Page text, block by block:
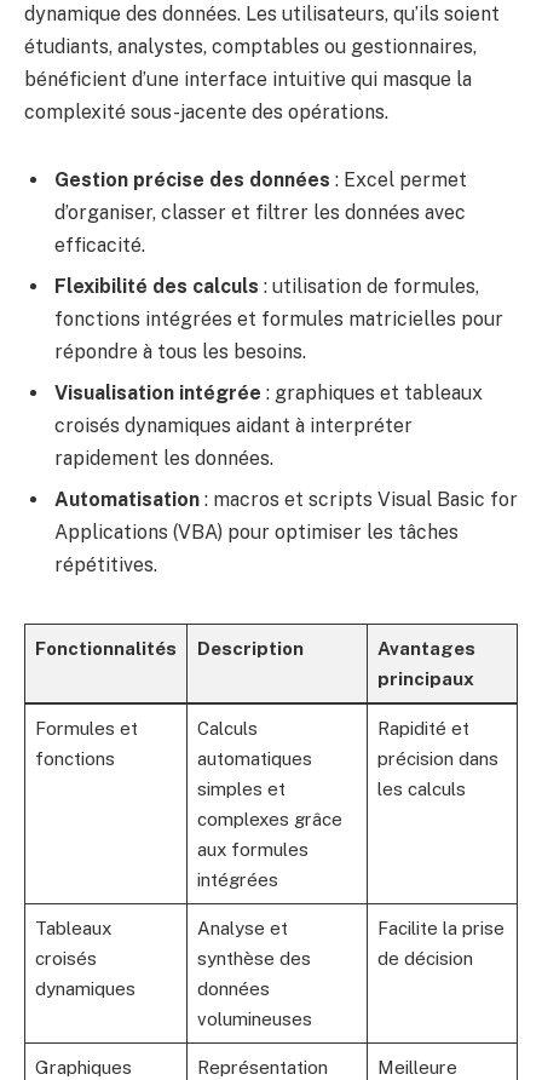
dynamique des données. Les utilisateurs, qu’ils soient
étudiants, analystes, comptables ou gestionnaires,
bénéficient d’une interface intuitive qui masque la
complexité sous-jacente des opérations.
Gestion précise des données : Excel permet
d’organiser, classer et filtrer les données avec
efficacité.
Flexibilité des calculs : utilisation de formules,
fonctions intégrées et formules matricielles pour
répondre à tous les besoins.
Visualisation intégrée : graphiques et tableaux
croisés dynamiques aidant à interpréter
rapidement les données.
Automatisation : macros et scripts Visual Basic for
Applications (VBA) pour optimiser les tâches
répétitives.
Fonctionnalités Description
Avantages
principaux
Formules et
fonctions
Calculs
automatiques
simples et
complexes grâce
aux formules
intégrées
Rapidité et
précision dans
les calculs
Tableaux
croisés
dynamiques
Analyse et
synthèse des
données
volumineuses
Facilite la prise
de décision
Graphiques
Représentation
Meilleure